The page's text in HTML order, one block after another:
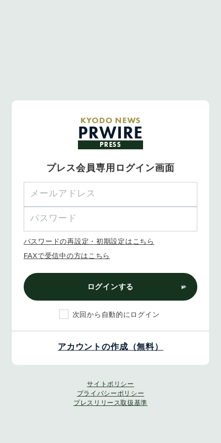
KYODO NEWS
PRWIRE
PRESS
プレス会員専用ログイン画面
パスワードの再設定・初期設定はこちら
FAXで受信中の方はこちら
ログインする
次回から自動的にログイン
アカウントの作成（無料）
サイトポリシー
プライバシーポリシー
プレスリリース取扱基準